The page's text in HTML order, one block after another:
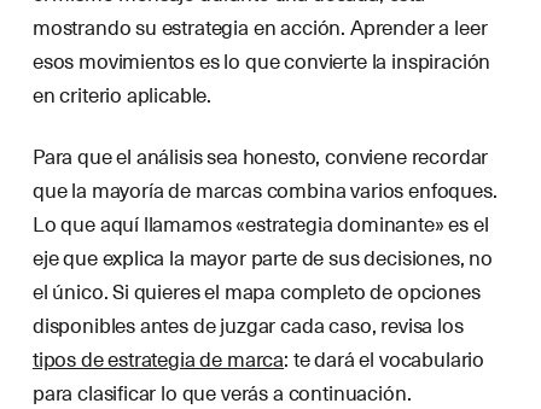
mostrando su estrategia en acción. Aprender a leer
esos movimientos es lo que convierte la inspiración
en criterio aplicable.
Para que el análisis sea honesto, conviene recordar
que la mayoría de marcas combina varios enfoques.
Lo que aquí llamamos «estrategia dominante» es el
eje que explica la mayor parte de sus decisiones, no
el único. Si quieres el mapa completo de opciones
disponibles antes de juzgar cada caso, revisa los
tipos de estrategia de marca: te dará el vocabulario
para clasificar lo que verás a continuación.